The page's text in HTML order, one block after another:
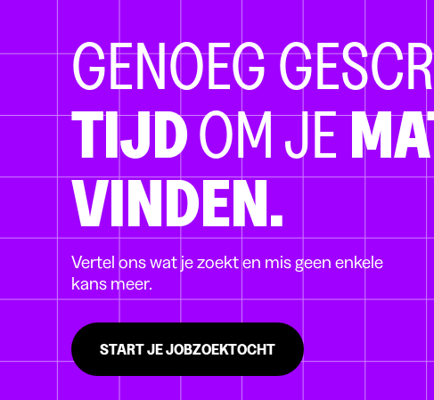
GENOEG
TIJDOM JE
VINDEN.
Vertel ons wat je zoekt en mis geen enkele
kans meer.
START JE JOBZOEKTOCHT